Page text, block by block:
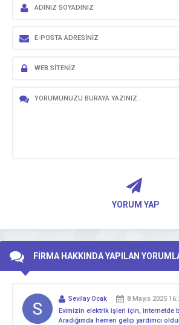
YORUM YAP
FİRMA HAKKINDA YAPILAN
Sevilay Ocak 8 Mayıs 2025
Evimizin elektrik işleri için, internetde
Aradığımda hemen gelip yardımcı